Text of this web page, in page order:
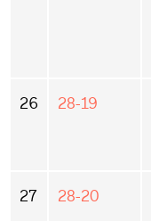
26 28-19
27 28-20